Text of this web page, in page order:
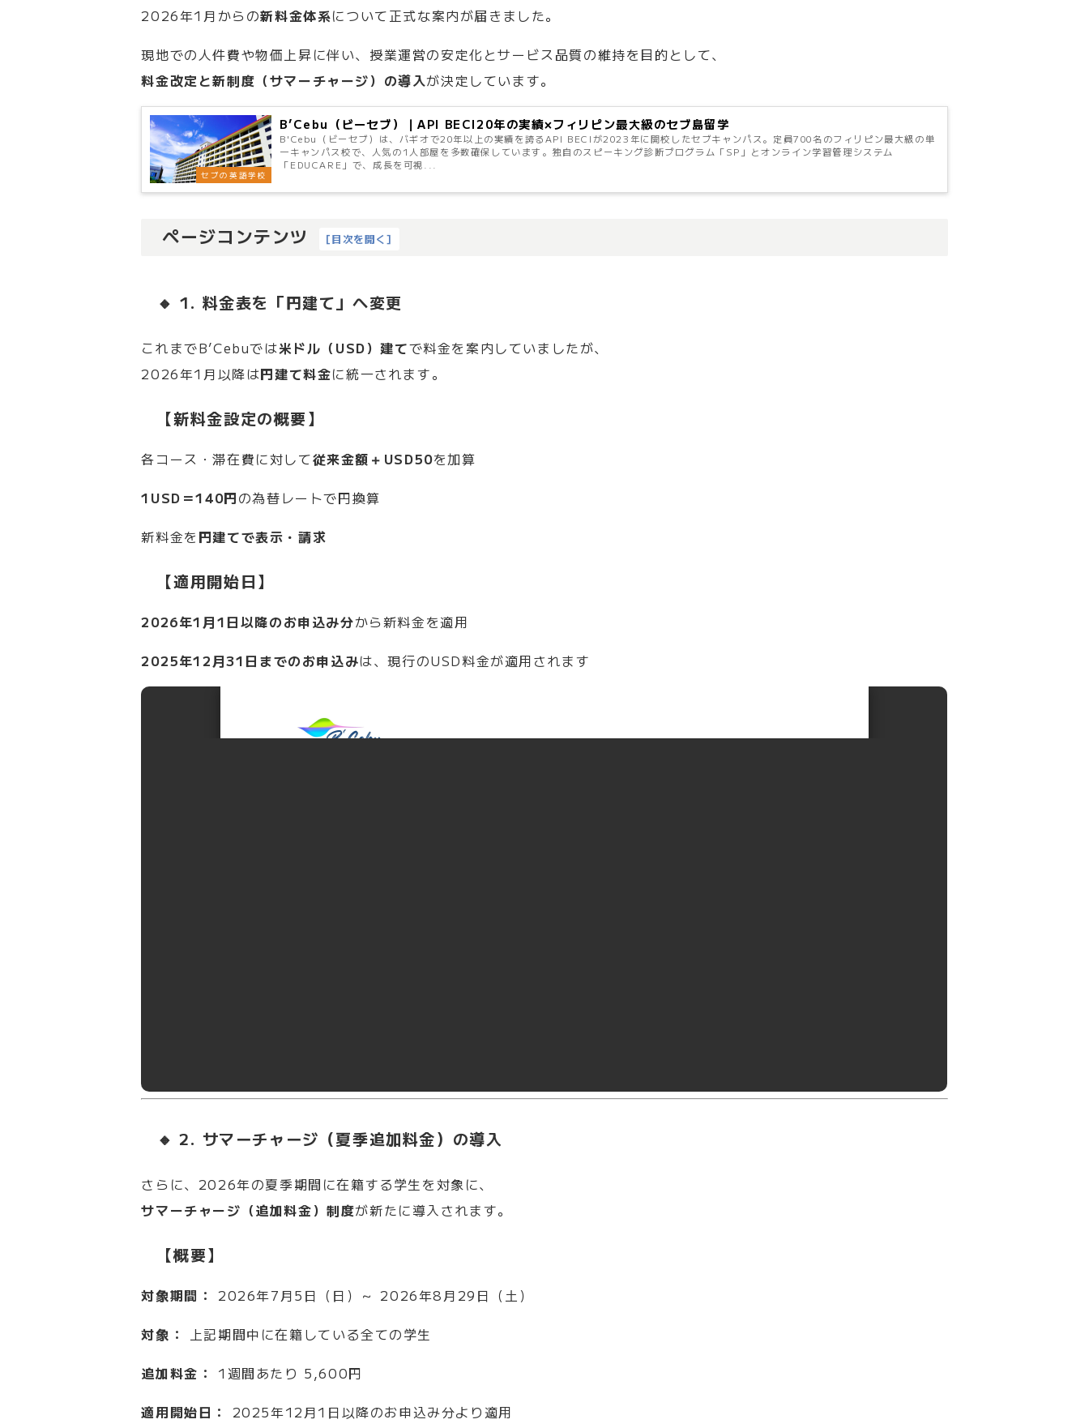
2026年1月からの新料金体系について正式な案内が届きました。
現地での人件費や物価上昇に伴い、授業運営の安定化とサービス品質の維持を目的として、
料金改定と新制度（サマーチャージ）の導入が決定しています。
セブの英語学校
B’Cebu（ビーセブ）｜API BECI20年の実績×フィリピン最大級のセブ島留学
B'Cebu（ビーセブ）は、バギオで20年以上の実績を誇るAPI BECIが2023年に開校したセブキャンパス。定員700名のフィリピン最大級の単
一キャンパス校で、人気の1人部屋を多数確保しています。独自のスピーキング診断プログラム「SP」とオンライン学習管理システム
「EDUCARE」で、成長を可視...
ページコンテンツ [目次を開く]
🔸 1. 料金表を「円建て」へ変更
これまでB’Cebuでは米ドル（USD）建てで料金を案内していましたが、
2026年1月以降は円建て料金に統一されます。
【新料金設定の概要】
各コース・滞在費に対して従来金額＋USD50を加算
1USD＝140円の為替レートで円換算
新料金を 円建てで表示・請求
【適用開始日】
2026年1月1日以降のお申込み分から新料金を適用
2025年12月31日までのお申込みは、現行のUSD料金が適用されます
🔸 2. サマーチャージ（夏季追加料金）の導入
さらに、2026年の夏季期間に在籍する学生を対象に、
サマーチャージ（追加料金）制度が新たに導入されます。
【概要】
対象期間： 2026年7月5日（日）～ 2026年8月29日（土）
対象：
上記期間中に在籍している全ての学生
追加料金：
1週間あたり 5,600円
適用開始日：
2025年12月1日以降のお申込み分より適用